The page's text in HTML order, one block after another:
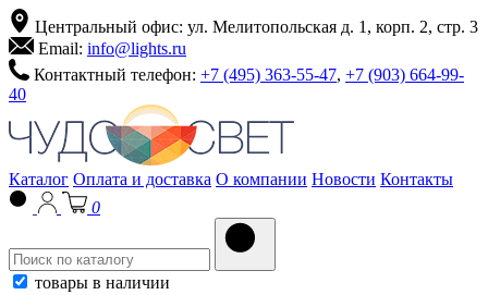
Центральный офис: ул. Мелитопольская д. 1, корп. 2, стр. 3
Email: info@lights.ru
Контактный телефон: +7 (495) 363-55-47, +7 (903) 664-99-
40
Каталог Оплата и доставка О компании Новости Контакты
0
товары в наличии